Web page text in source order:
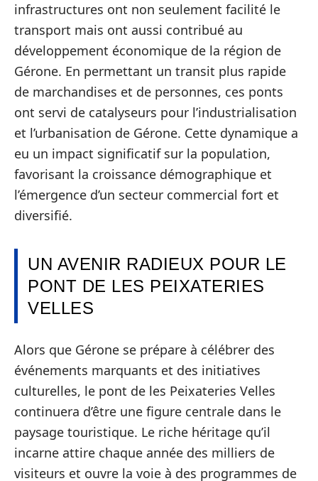
infrastructures ont non seulement facilité le
transport mais ont aussi contribué au
développement économique de la région de
Gérone. En permettant un transit plus rapide
de marchandises et de personnes, ces ponts
ont servi de catalyseurs pour l’industrialisation
et l’urbanisation de Gérone. Cette dynamique a
eu un impact significatif sur la population,
favorisant la croissance démographique et
l’émergence d’un secteur commercial fort et
diversifié.
UN AVENIR RADIEUX POUR LE
PONT DE LES PEIXATERIES
VELLES
Alors que Gérone se prépare à célébrer des
événements marquants et des initiatives
culturelles, le pont de les Peixateries Velles
continuera d’être une figure centrale dans le
paysage touristique. Le riche héritage qu’il
incarne attire chaque année des milliers de
visiteurs et ouvre la voie à des programmes de